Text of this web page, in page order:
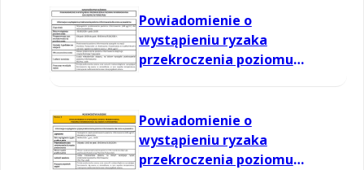
Powiadomienie o
wystąpieniu ryzaka
przekroczenia poziomu
Powiadomienie o
wystąpieniu ryzaka
przekroczenia poziomu